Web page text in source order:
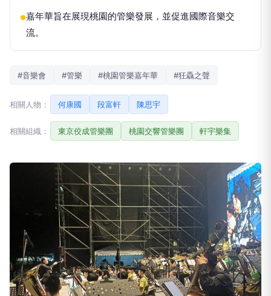
●嘉年華旨在展現桃園的管樂發展，並促進國際音樂交
流。
#音樂會 #管樂 #桃園管樂嘉年華 #狂驫之聲
相關人物： 何康國 段富軒 陳思宇
相關組織： 東京佼成管樂團 桃園交響管樂團 軒宇樂集